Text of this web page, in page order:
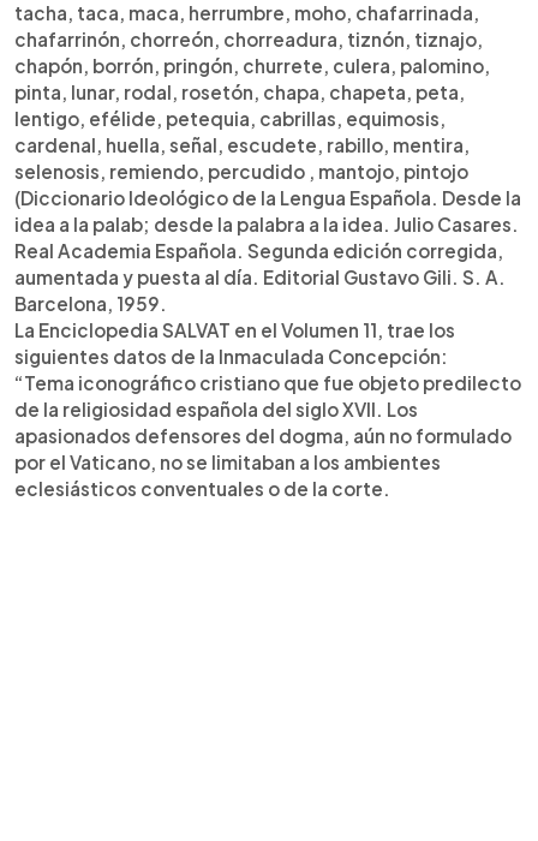
tacha, taca, maca, herrumbre, moho, chafarrinada,
chafarrinón, chorreón, chorreadura, tiznón, tiznajo,
chapón, borrón, pringón, churrete, culera, palomino,
pinta, lunar, rodal, rosetón, chapa, chapeta, peta,
lentigo, efélide, petequia, cabrillas, equimosis,
cardenal, huella, señal, escudete, rabillo, mentira,
selenosis, remiendo, percudido , mantojo, pintojo
(Diccionario Ideológico de la Lengua Española. Desde la
idea a la palab; desde la palabra a la idea. Julio Casares.
Real Academia Española. Segunda edición corregida,
aumentada y puesta al día. Editorial Gustavo Gili. S. A.
Barcelona, 1959.
La Enciclopedia SALVAT en el Volumen 11, trae los
siguientes datos de la Inmaculada Concepción:
“Tema iconográfico cristiano que fue objeto predilecto
de la religiosidad española del siglo XVII. Los
apasionados defensores del dogma, aún no formulado
por el Vaticano, no se limitaban a los ambientes
eclesiásticos conventuales o de la corte.